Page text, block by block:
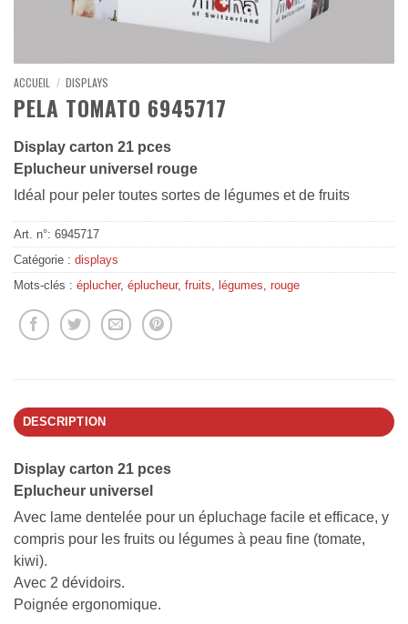
ACCUEIL / DISPLAYS
PELA TOMATO 6945717
Display carton 21 pces
Eplucheur universel rouge
Idéal pour peler toutes sortes de légumes et de fruits
Art. n°: 6945717
Catégorie : displays
Mots-clés : éplucher, éplucheur, fruits légumes rouge
DESCRIPTION
Display carton 21 pces
Eplucheur universel
Avec lame dentelée pour un épluchage facile et efficace, y
compris pour les fruits ou légumes à peau fine (tomate,
kiwi).
Avec 2 dévidoirs.
Poignée ergonomique.